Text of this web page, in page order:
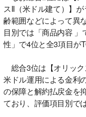
スII（米ドル建て）】
齢範囲などによって異
目別では「商品内容
性」で4位と全3項目が
総合3位は【オリック
米ドル運用による金利
の保障と解約払戻金を
ており、評価項目別で